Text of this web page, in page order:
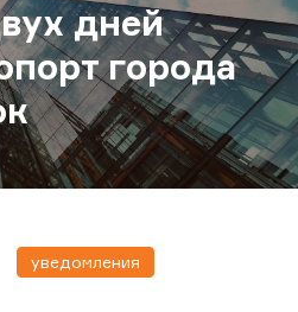
дней
города
уведомления